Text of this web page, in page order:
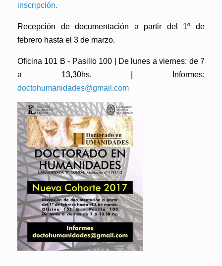
inscripción.
Recepción de documentación a partir del 1º de
febrero hasta el 3 de marzo.
Oficina 101 B - Pasillo 100 | De lunes a viernes: de 7
a 13,30hs. | Informes:
doctohumanidades@gmail.com